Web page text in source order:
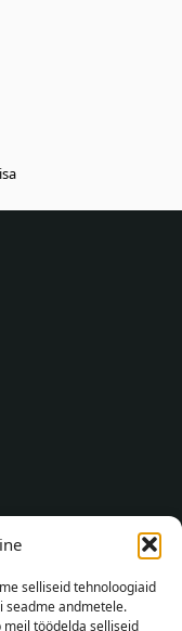
selliseid tehnoloogiaid
seadme andmetele.
töödelda selliseid